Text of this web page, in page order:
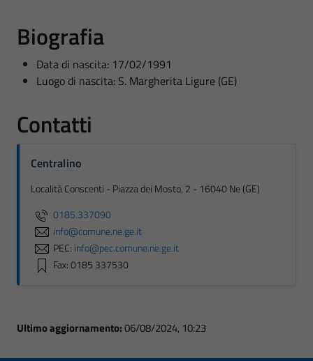
Biografia
Data di nascita: 17/02/1991
Luogo di nascita: S. Margherita Ligure (GE)
Contatti
Centralino
Località Conscenti - Piazza dei Mosto, 2 - 16040 Ne (GE)
0185.337090
info@comune.ne.ge.it
PEC: info@pec.comune.ne.ge.it
Fax: 0185 337530
Ultimo aggiornamento:06/08/2024, 10:23